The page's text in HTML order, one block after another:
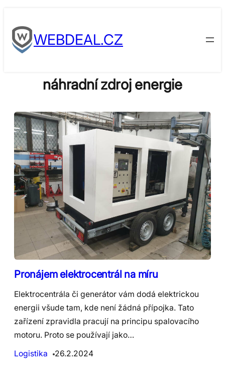
to
contentWEBDEAL.CZ
náhradní zdroj energie
Pronájem elektrocentrál na míru
Elektrocentrála či generátor vám dodá elektrickou
energii všude tam, kde není žádná přípojka. Tato
zařízení zpravidla pracují na principu spalovacího
motoru. Proto se používají jako…
Logistika
26.2.2024